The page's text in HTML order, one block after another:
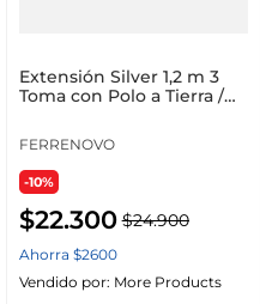
Extensión Silver 1,2 m 3
Toma con Polo a Tierra /
FERRENOVO
-10%
$22.300 $24.900
Ahorra $2600
Vendido por: More Products